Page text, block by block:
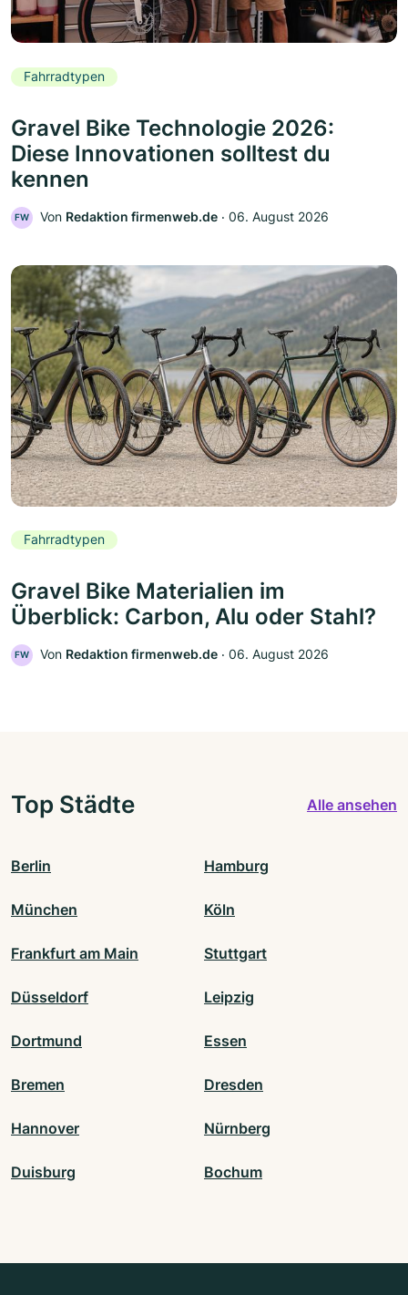
Fahrradtypen
Gravel Bike Technologie 2026:
Diese Innovationen solltest du
kennen
FW Von Redaktion firmenweb.de ‧ 06. August 2026
Fahrradtypen
Gravel Bike Materialien im
Überblick: Carbon, Alu oder Stahl?
FW Von Redaktion firmenweb.de ‧ 06. August 2026
Top Städte Alle ansehen
Berlin Hamburg
München Köln
Frankfurt am Main Stuttgart
Düsseldorf Leipzig
Dortmund Essen
Bremen Dresden
Hannover Nürnberg
Duisburg Bochum